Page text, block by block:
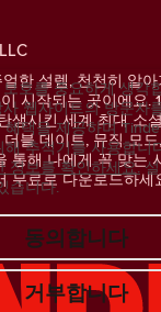
한 설렘, 천천히 알
시작되는 곳이에요.
생시킨 세계 최대 소
블 데이트, 뮤직 모
통해 나에게 꼭 맞는
무료로 다운로드하세
호를 중요하게 생각
웹사이트의 방문자
택을 제공하며
추적기를 사용합니
정보를 확인하세요.
습니다.
동의합니다
거부합니다